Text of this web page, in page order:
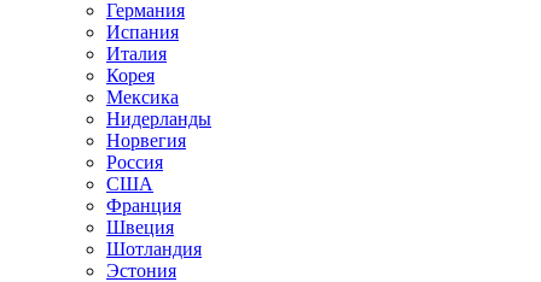
Германия
Испания
Италия
Корея
Мексика
Нидерланды
Норвегия
Россия
США
Франция
Швеция
Шотландия
Эстония